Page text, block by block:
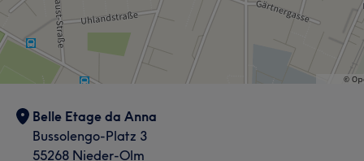
Belle Etage da Anna
Bussolengo-Platz 3
55268 Nieder-Olm